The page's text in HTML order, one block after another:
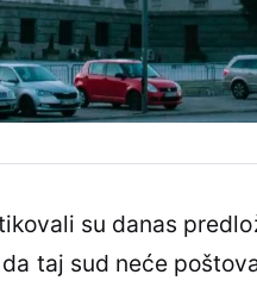
su danas
taj sud neće